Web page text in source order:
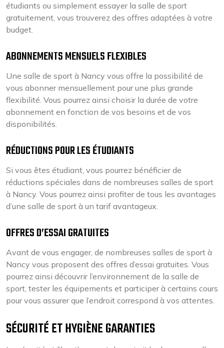
étudiants ou simplement essayer la salle de sport
gratuitement, vous trouverez des offres adaptées à votre
budget.
ABONNEMENTS MENSUELS FLEXIBLES
Une salle de sport à Nancy vous offre la possibilité de
vous abonner mensuellement pour une plus grande
flexibilité. Vous pourrez ainsi choisir la durée de votre
abonnement en fonction de vos besoins et de vos
disponibilités.
RÉDUCTIONS POUR LES ÉTUDIANTS
Si vous êtes étudiant, vous pourrez bénéficier de
réductions spéciales dans de nombreuses salles de sport
à Nancy. Vous pourrez ainsi profiter de tous les avantages
d’une salle de sport à un tarif avantageux.
OFFRES D’ESSAI GRATUITES
Avant de vous engager, de nombreuses salles de sport à
Nancy vous proposent des offres d’essai gratuites. Vous
pourrez ainsi découvrir l’environnement de la salle de
sport, tester les équipements et participer à certains cours
pour vous assurer que l’endroit correspond à vos attentes.
SÉCURITÉ ET HYGIÈNE GARANTIES